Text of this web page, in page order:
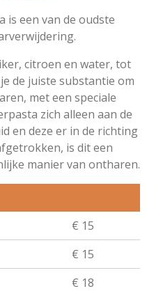
is een van de oudste
citroen en water, tot
de juiste substantie om
met een speciale
zich alleen aan de
en deze er in de richting
is dit een
manier van ontharen.
€ 15
€ 15
€ 18